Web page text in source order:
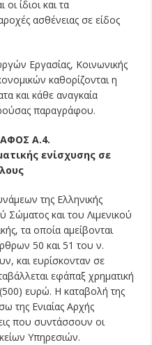
ίδιοι και τα
ασθένειας σε είδος
Εργασίας, Κοινωνικής
καθορίζονται η
και κάθε αναγκαία
παραγράφου.
Α.4.
ενίσχυσης σε
της Ελληνικής
Σώματος και του Λιμενικού
τα οποία αμείβονται
50 και 51 του ν.
και ευρίσκονταν σε
εφάπαξ χρηματική
ευρώ. Η καταβολή της
της Ενιαίας Αρχής
που συντάσσουν οι
Υπηρεσιών.